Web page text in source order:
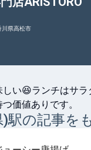
川県高松市
い😆ランチはサ
価値ありです。
)駅の記事を